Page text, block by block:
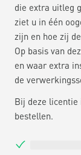
die extra uitleg
ziet u in één
zijn en hoe zij
Op basis van
en waar extra
de
Bij deze
bestellen.